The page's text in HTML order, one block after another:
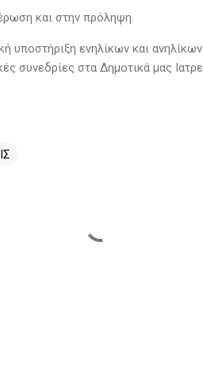
και στην πρόληψη.
υποστήριξη ενηλίκων και
συνεδρίες στα Δημοτικά μας